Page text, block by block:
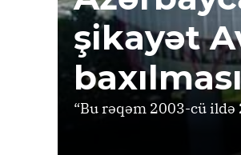
şikayət
“Bu rəqəm 2003-cü